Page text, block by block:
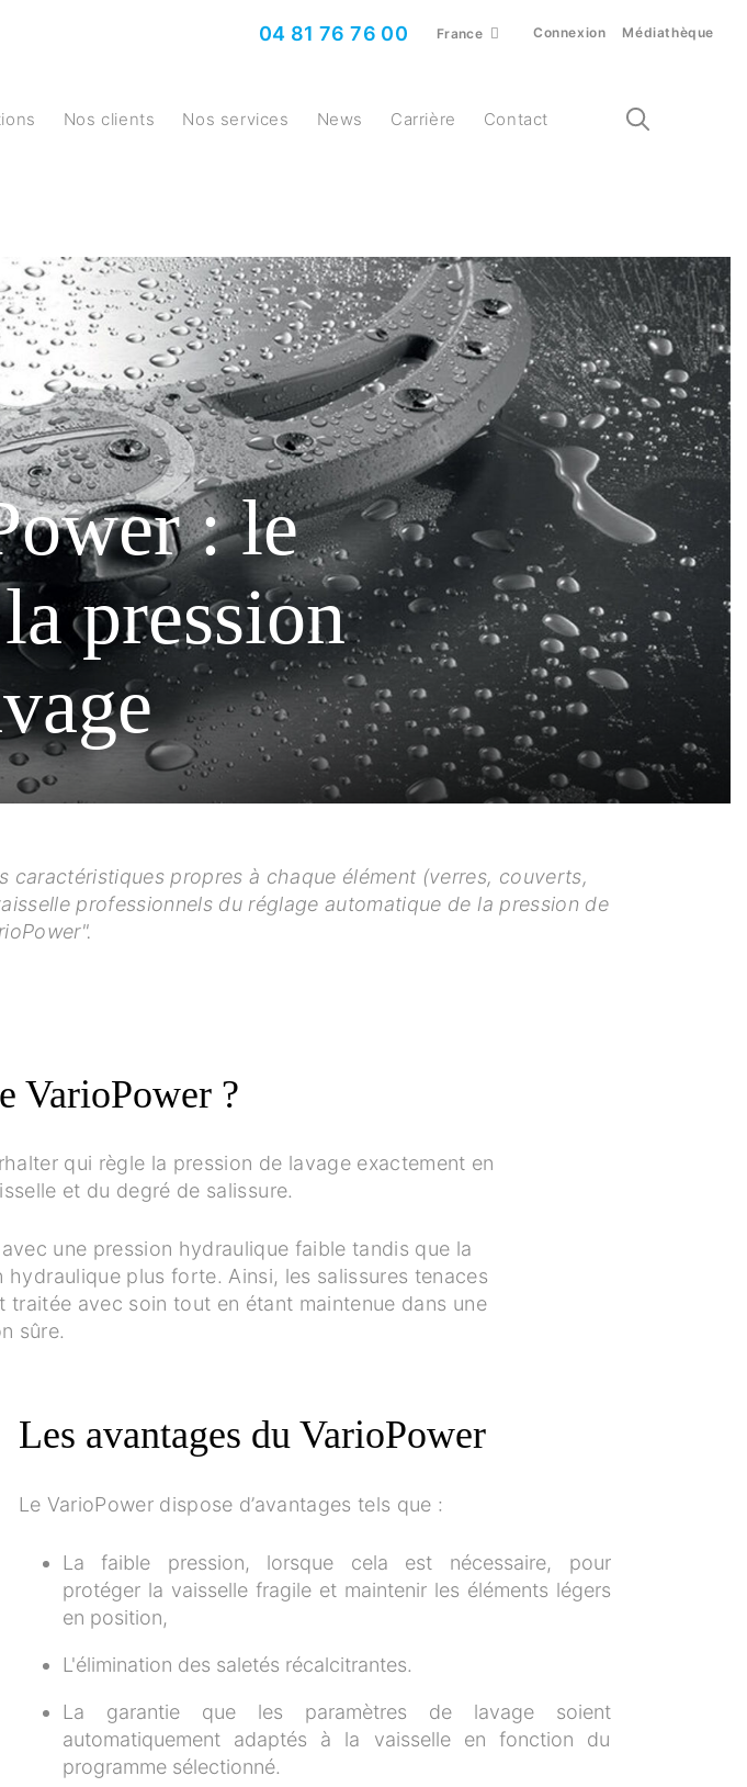
04 81 76 76 00 France Connexion Médiathèque
Nos clients Nos services News Carrière Contact
: le
pression
propres à chaque élément (verres, couverts,
professionnels du réglage automatique de la pression de
VarioPower ?
qui règle la pression de lavage exactement en
et du degré de salissure.
une pression hydraulique faible tandis que la
plus forte. Ainsi, les salissures tenaces
avec soin tout en étant maintenue dans une
sûre.
Les avantages du VarioPower
Le VarioPower dispose d’avantages tels que :
La faible pression, lorsque cela est nécessaire, pour
protéger la vaisselle fragile et maintenir les éléments légers
en position,
L'élimination des saletés récalcitrantes.
La garantie que les paramètres de lavage soient
automatiquement adaptés à la vaisselle en fonction du
programme sélectionné.